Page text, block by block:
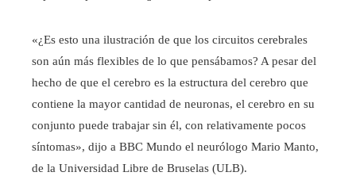
«¿Es esto una ilustración de que los circuitos cerebrales
son aún más flexibles de lo que pensábamos? A pesar del
hecho de que el cerebro es la estructura del cerebro que
contiene la mayor cantidad de neuronas, el cerebro en su
conjunto puede trabajar sin él, con relativamente pocos
síntomas», dijo a BBC Mundo el neurólogo Mario Manto,
de la Universidad Libre de Bruselas (ULB).